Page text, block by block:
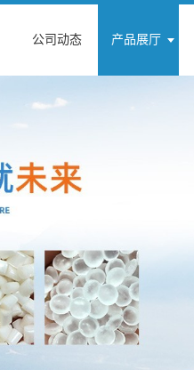
公司动态 产品展厅